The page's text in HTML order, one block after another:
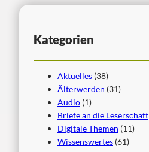
Kategorien
Aktuelles (38)
Älterwerden (31)
Audio (1)
Briefe an die Leserschaft
Digitale Themen (11)
Wissenswertes (61)